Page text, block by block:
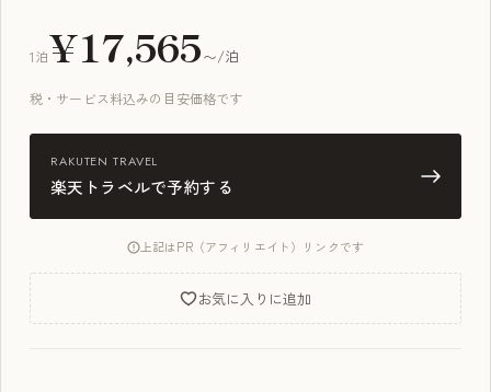
1泊¥17,565〜/泊
税・サービス料込みの目安価格です
RAKUTEN TRAVEL
楽天トラベルで予約する
上記はPR（アフィリエイト）リンクです
お気に入りに追加